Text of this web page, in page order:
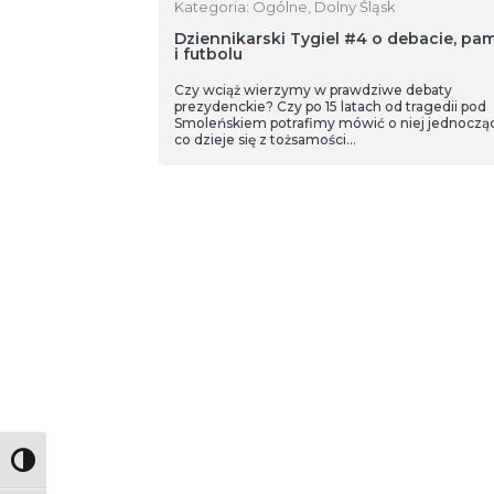
Toggle High Contrast
Kategoria: Ogólne, Dolny Śląsk
Dziennikarski Tygiel #4 o debacie,
i futbolu
Czy wciąż wierzymy w prawdziwe debaty
prezydenckie? Czy po 15 latach od tragedii pod
Smoleńskiem potrafimy mówić o niej
co dzieje się z tożsamości…